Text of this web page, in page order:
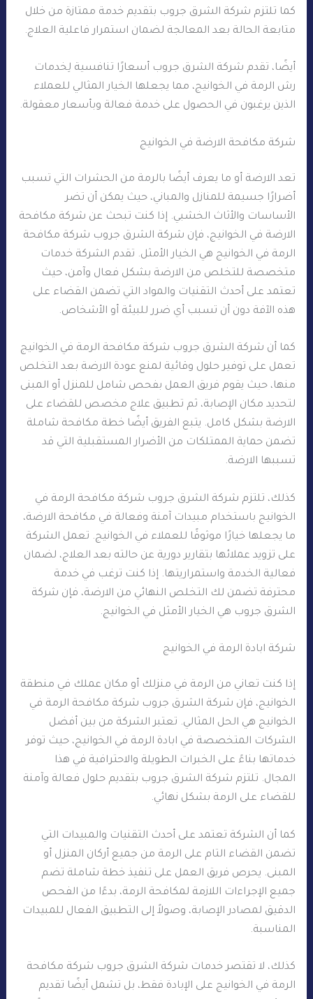
كما تلتزم شركة الشرق جروب بتقديم خدمة ممتازة من خلال
متابعة الحالة بعد المعالجة لضمان استمرار فاعلية العلاج.
أيضًا، تقدم شركة الشرق جروب أسعارًا تنافسية لِخدمات
رش الرمة في الخوانيج، مما يجعلها الخيار المثالي للعملاء
الذين يرغبون في الحصول على خدمة فعالة وبأسعار معقولة.
شركة مكافحة الارضة في الخوانيج
تعد الارضة أو ما يعرف أيضًا بالرمة من الحشرات التي تسبب
أضرارًا جسيمة للمنازل والمباني، حيث يمكن أن تضر
الأساسات والأثاث الخشبي. إذا كنت تبحث عن شركة مكافحة
الارضة في الخوانيج، فإن شركة الشرق جروب شركة مكافحة
الرمة في الخوانيج هي الخيار الأمثل. تقدم الشركة خدمات
متخصصة للتخلص من الارضة بشكل فعال وآمن، حيث
تعتمد على أحدث التقنيات والمواد التي تضمن القضاء على
هذه الآفة دون أن تسبب أي ضرر للبيئة أو الأشخاص.
كما أن شركة الشرق جروب شركة مكافحة الرمة في الخوانيج
تعمل على توفير حلول وقائية لمنع عودة الارضة بعد التخلص
منها، حيث يقوم فريق العمل بفحص شامل للمنزل أو المبنى
لتحديد مكان الإصابة، ثم تطبيق علاج مخصص للقضاء على
الارضة بشكل كامل. يتبع الفريق أيضًا خطة مكافحة شاملة
تضمن حماية الممتلكات من الأضرار المستقبلية التي قد
تسببها الارضة.
كذلك، تلتزم شركة الشرق جروب شركة مكافحة الرمة في
الخوانيج باستخدام مبيدات آمنة وفعالة في مكافحة الارضة،
ما يجعلها خيارًا موثوقًا للعملاء في الخوانيج. تعمل الشركة
على تزويد عملائها بتقارير دورية عن حالته بعد العلاج، لضمان
فعالية الخدمة واستمراريتها. إذا كنت ترغب في خدمة
محترفة تضمن لك التخلص النهائي من الارضة، فإن شركة
الشرق جروب هي الخيار الأمثل في الخوانيج.
شركة ابادة الرمة في الخوانيج
إذا كنت تعاني من الرمة في منزلك أو مكان عملك في منطقة
الخوانيج، فإن شركة الشرق جروب شركة مكافحة الرمة في
الخوانيج هي الحل المثالي. تعتبر الشركة من بين أفضل
الشركات المتخصصة في ابادة الرمة في الخوانيج، حيث توفر
خدماتها بناءً على الخبرات الطويلة والاحترافية في هذا
المجال. تلتزم شركة الشرق جروب بتقديم حلول فعالة وآمنة
للقضاء على الرمة بشكل نهائي.
كما أن الشركة تعتمد على أحدث التقنيات والمبيدات التي
تضمن القضاء التام على الرمة من جميع أركان المنزل أو
المبنى. يحرص فريق العمل على تنفيذ خطة شاملة تضم
جميع الإجراءات اللازمة لمكافحة الرمة، بدءًا من الفحص
الدقيق لمصادر الإصابة، وصولاً إلى التطبيق الفعال للمبيدات
المناسبة.
كذلك، لا تقتصر خدمات شركة الشرق جروب شركة مكافحة
الرمة في الخوانيج على الإبادة فقط، بل تشمل أيضًا تقديم